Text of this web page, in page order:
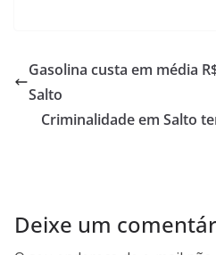
b
o
o
k
s
A
p
e
d
n
g
r
m
Gasolina custa em média
Salto
Criminalidade em Salto
Deixe um